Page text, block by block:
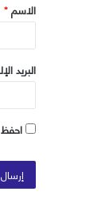
*
الاسم*
البريد